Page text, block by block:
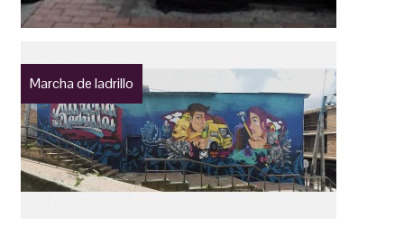
Marcha de ladrillo